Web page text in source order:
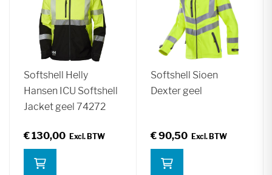
Softshell Helly
Hansen ICU Softshell
Jacket geel 74272
€ 130,00
Softshell Sioen
Dexter geel
€ 90,50